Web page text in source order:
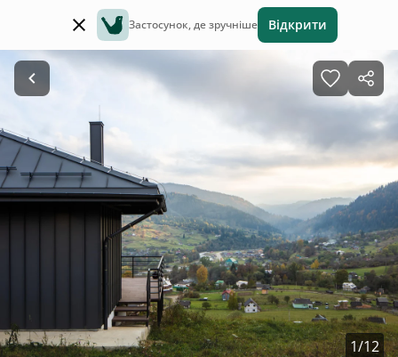
Застосунок, де зручніше Відкрити
1/12